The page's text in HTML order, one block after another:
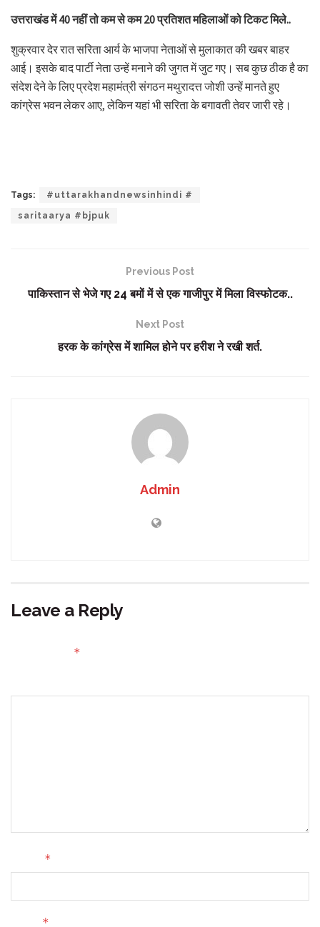
उत्तराखंड में 40 नहीं तो कम से कम 20 प्रतिशत महिलाओं को टिकट मिले..
शुक्रवार देर रात सरिता आर्य के भाजपा नेताओं से मुलाकात की खबर बाहर
आई। इसके बाद पार्टी नेता उन्हें मनाने की जुगत में जुट गए। सब कुछ ठीक है का
संदेश देने के लिए प्रदेश महामंत्री संगठन मथुरादत्त जोशी उन्हें मानते हुए
कांग्रेस भवन लेकर आए, लेकिन यहां भी सरिता के बगावती तेवर जारी रहे।
Tags: #uttarakhandnewsinhindi #
saritaarya #bjpuk
Previous Post
पाकिस्तान से भेजे गए 24 बमों में से एक गाजीपुर में मिला विस्फोटक..
Next Post
हरक के कांग्रेस में शामिल होने पर हरीश ने रखी शर्त.
Admin
Leave a Reply
*
*
*